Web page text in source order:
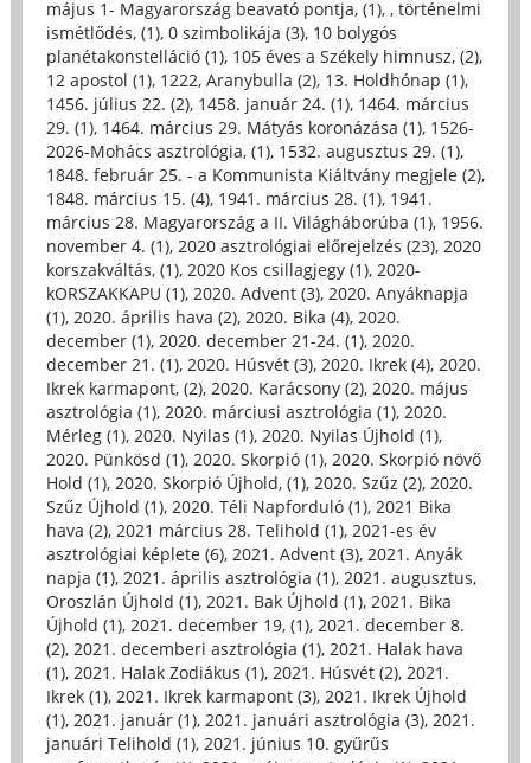
május 1- Magyarország beavató pontja, (1), , történelmi
ismétlődés, (1), 0 szimbolikája (3), 10 bolygós
planétakonstelláció (1), 105 éves a Székely himnusz, (2),
12 apostol (1), 1222, Aranybulla (2), 13. Holdhónap (1),
1456. július 22. (2), 1458. január 24. (1), 1464. március
29. (1), 1464. március 29. Mátyás koronázása (1), 1526-
2026-Mohács asztrológia, (1), 1532. augusztus 29. (1),
1848. február 25. - a Kommunista Kiáltvány megjele (2),
1848. március 15. (4), 1941. március 28. (1), 1941.
március 28. Magyarország a II. Világháborúba (1), 1956.
november 4. (1), 2020 asztrológiai előrejelzés (23), 2020
korszakváltás, (1), 2020 Kos csillagjegy (1), 2020-
kORSZAKKAPU (1), 2020. Advent (3), 2020. Anyáknapja
(1), 2020. április hava (2), 2020. Bika (4), 2020.
december (1), 2020. december 21-24. (1), 2020.
december 21. (1), 2020. Húsvét (3), 2020. Ikrek (4), 2020.
Ikrek karmapont, (2), 2020. Karácsony (2), 2020. május
asztrológia (1), 2020. márciusi asztrológia (1), 2020.
Mérleg (1), 2020. Nyilas (1), 2020. Nyilas Újhold (1),
2020. Pünkösd (1), 2020. Skorpió (1), 2020. Skorpió növő
Hold (1), 2020. Skorpió Újhold, (1), 2020. Szűz (2), 2020.
Szűz Újhold (1), 2020. Téli Napforduló (1), 2021 Bika
hava (2), 2021 március 28. Telihold (1), 2021-es év
asztrológiai képlete (6), 2021. Advent (3), 2021. Anyák
napja (1), 2021. április asztrológia (1), 2021. augusztus,
Oroszlán Újhold (1), 2021. Bak Újhold (1), 2021. Bika
Újhold (1), 2021. december 19, (1), 2021. december 8.
(2), 2021. decemberi asztrológia (1), 2021. Halak hava
(1), 2021. Halak Zodiákus (1), 2021. Húsvét (2), 2021.
Ikrek (1), 2021. Ikrek karmapont (3), 2021. Ikrek Újhold
(1), 2021. január (1), 2021. januári asztrológia (3), 2021.
januári Telihold (1), 2021. június 10. gyűrűs